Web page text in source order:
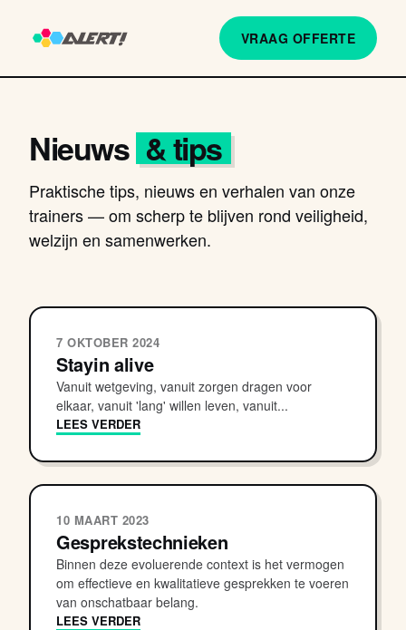
VRAAG OFFERTE
Nieuws & tips
Praktische tips, nieuws en verhalen van onze
trainers — om scherp te blijven rond veiligheid,
welzijn en samenwerken.
7 OKTOBER 2024
Stayin alive
Vanuit wetgeving, vanuit zorgen dragen voor
elkaar, vanuit 'lang' willen leven, vanuit...
LEES VERDER
10 MAART 2023
Gesprekstechnieken
Binnen deze evoluerende context is het vermogen
om effectieve en kwalitatieve gesprekken te voeren
van onschatbaar belang.
LEES VERDER